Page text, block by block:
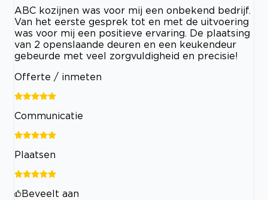
ABC kozijnen was voor mij een onbekend bedrijf.
Van het eerste gesprek tot en met de uitvoering
was voor mij een positieve ervaring. De plaatsing
van 2 openslaande deuren en een keukendeur
gebeurde met veel zorgvuldigheid en precisie!
Offerte / inmeten
Communicatie
Plaatsen
Beveelt aan